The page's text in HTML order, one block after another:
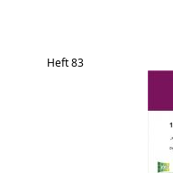
Heft 83